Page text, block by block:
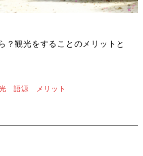
？観光をすることのメリットと
語源 メリット